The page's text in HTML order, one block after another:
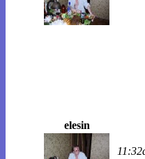
elesin